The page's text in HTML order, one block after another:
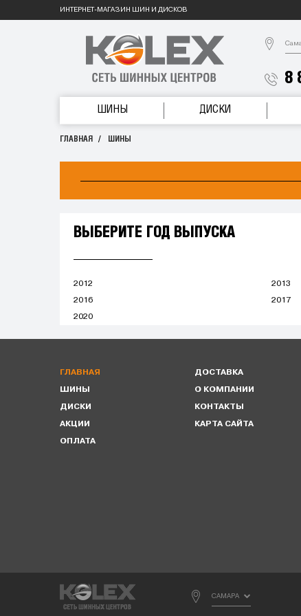
ИНТЕРНЕТ-МАГАЗИН ШИН И ДИСКОВ
8
ШИНЫ ДИСКИ
ГЛАВНАЯ ШИНЫ
ВЫБЕРИТЕ ГОД ВЫПУСКА
2012 2013
2016 2017
2020
ГЛАВНАЯ
ШИНЫ
ДИСКИ
АКЦИИ
ОПЛАТА
ДОСТАВКА
О КОМПАНИИ
КОНТАКТЫ
КАРТА САЙТА
САМАРА